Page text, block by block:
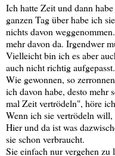
Ich hatte Zeit und dann
ganzen Tag über habe ich
nichts davon
mehr davon da. Irgendwer
Vielleicht bin ich es aber
auch nicht richtig
Wie gewonnen, so
ich davon habe, desto mehr
mal Zeit vertrödeln", höre
Wenn ich sie vertrödeln will,
Hier und da ist was
sie schon verbraucht.
Sie einfach nur vergehen zu